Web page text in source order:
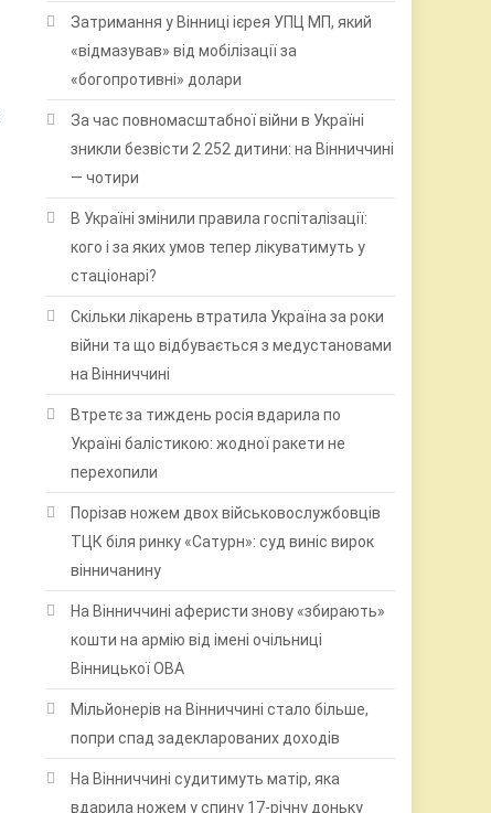
Затримання у Вінниці ієрея УПЦ МП, який
«відмазував» від мобілізації за
«богопротивні» долари
За час повномасштабної війни в Україні
зникли безвісти 2 252 дитини: на Вінниччині
— чотири
В Україні змінили правила госпіталізації:
кого і за яких умов тепер лікуватимуть у
стаціонарі?
Скільки лікарень втратила Україна за роки
війни та що відбувається з медустановами
на Вінниччині
Втретє за тиждень росія вдарила по
Україні балістикою: жодної ракети не
перехопили
Порізав ножем двох військовослужбовців
ТЦК біля ринку «Сатурн»: суд виніс вирок
вінничанину
На Вінниччині аферисти знову «збирають»
кошти на армію від імені очільниці
Вінницької ОВА
Мільйонерів на Вінниччині стало більше,
попри спад задекларованих доходів
На Вінниччині судитимуть матір, яка
вдарила ножем у спину 17-річну доньку